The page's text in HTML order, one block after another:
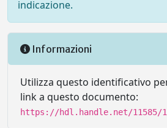
indicazione.
Informazioni
Utilizza questo identificativo
link a questo documento:
https://hdl.handle.net/11585/